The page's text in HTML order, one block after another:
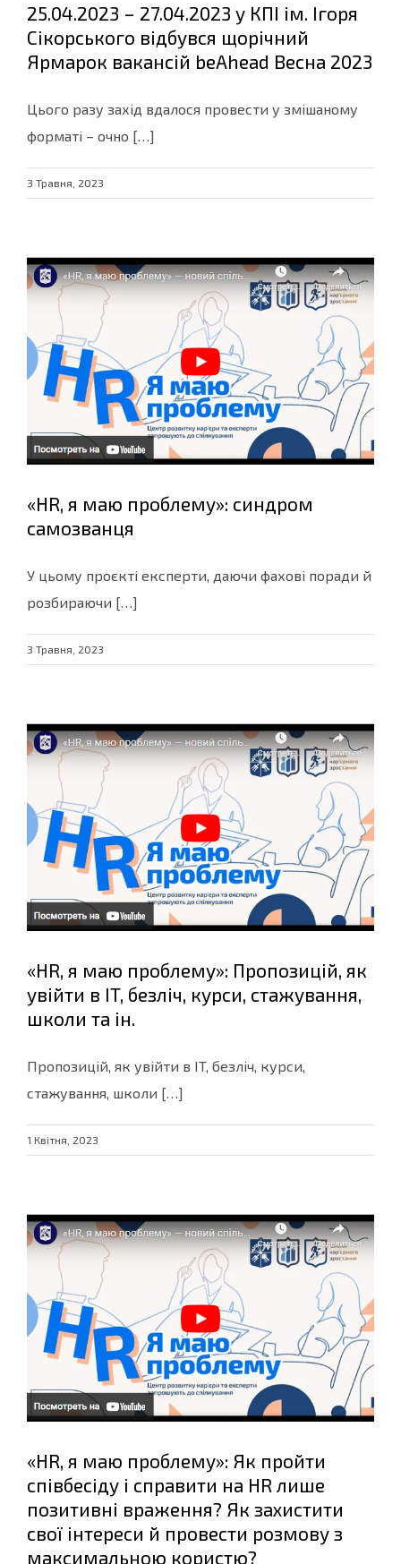
25.04.2023 – 27.04.2023 у КПІ ім. Ігоря
Сікорського відбувся щорічний
Ярмарок вакансій beAhead Весна 2023
Цього разу захід вдалося провести у змішаному
форматі – очно […]
3 Травня, 2023
«HR, я маю проблему»: синдром
самозванця
У цьому проєкті експерти, даючи фахові поради й
розбираючи […]
3 Травня, 2023
«HR, я маю проблему»: Пропозицій, як
увійти в IT, безліч, курси, стажування,
школи та ін.
Пропозицій, як увійти в IT, безліч, курси,
стажування, школи […]
1 Квітня, 2023
«HR, я маю проблему»: Як пройти
співбесіду і справити на HR лише
позитивні враження? Як захистити
свої інтереси й провести розмову з
максимальною користю?